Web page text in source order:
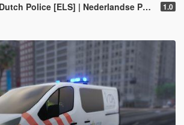
Police [ELS] | Nederlandse Politie 1.0